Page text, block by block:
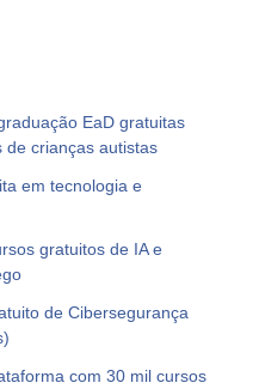
EaD gratuitas
de crianças autistas
em tecnologia e
gratuitos de IA e
de Cibersegurança
com 30 mil cursos